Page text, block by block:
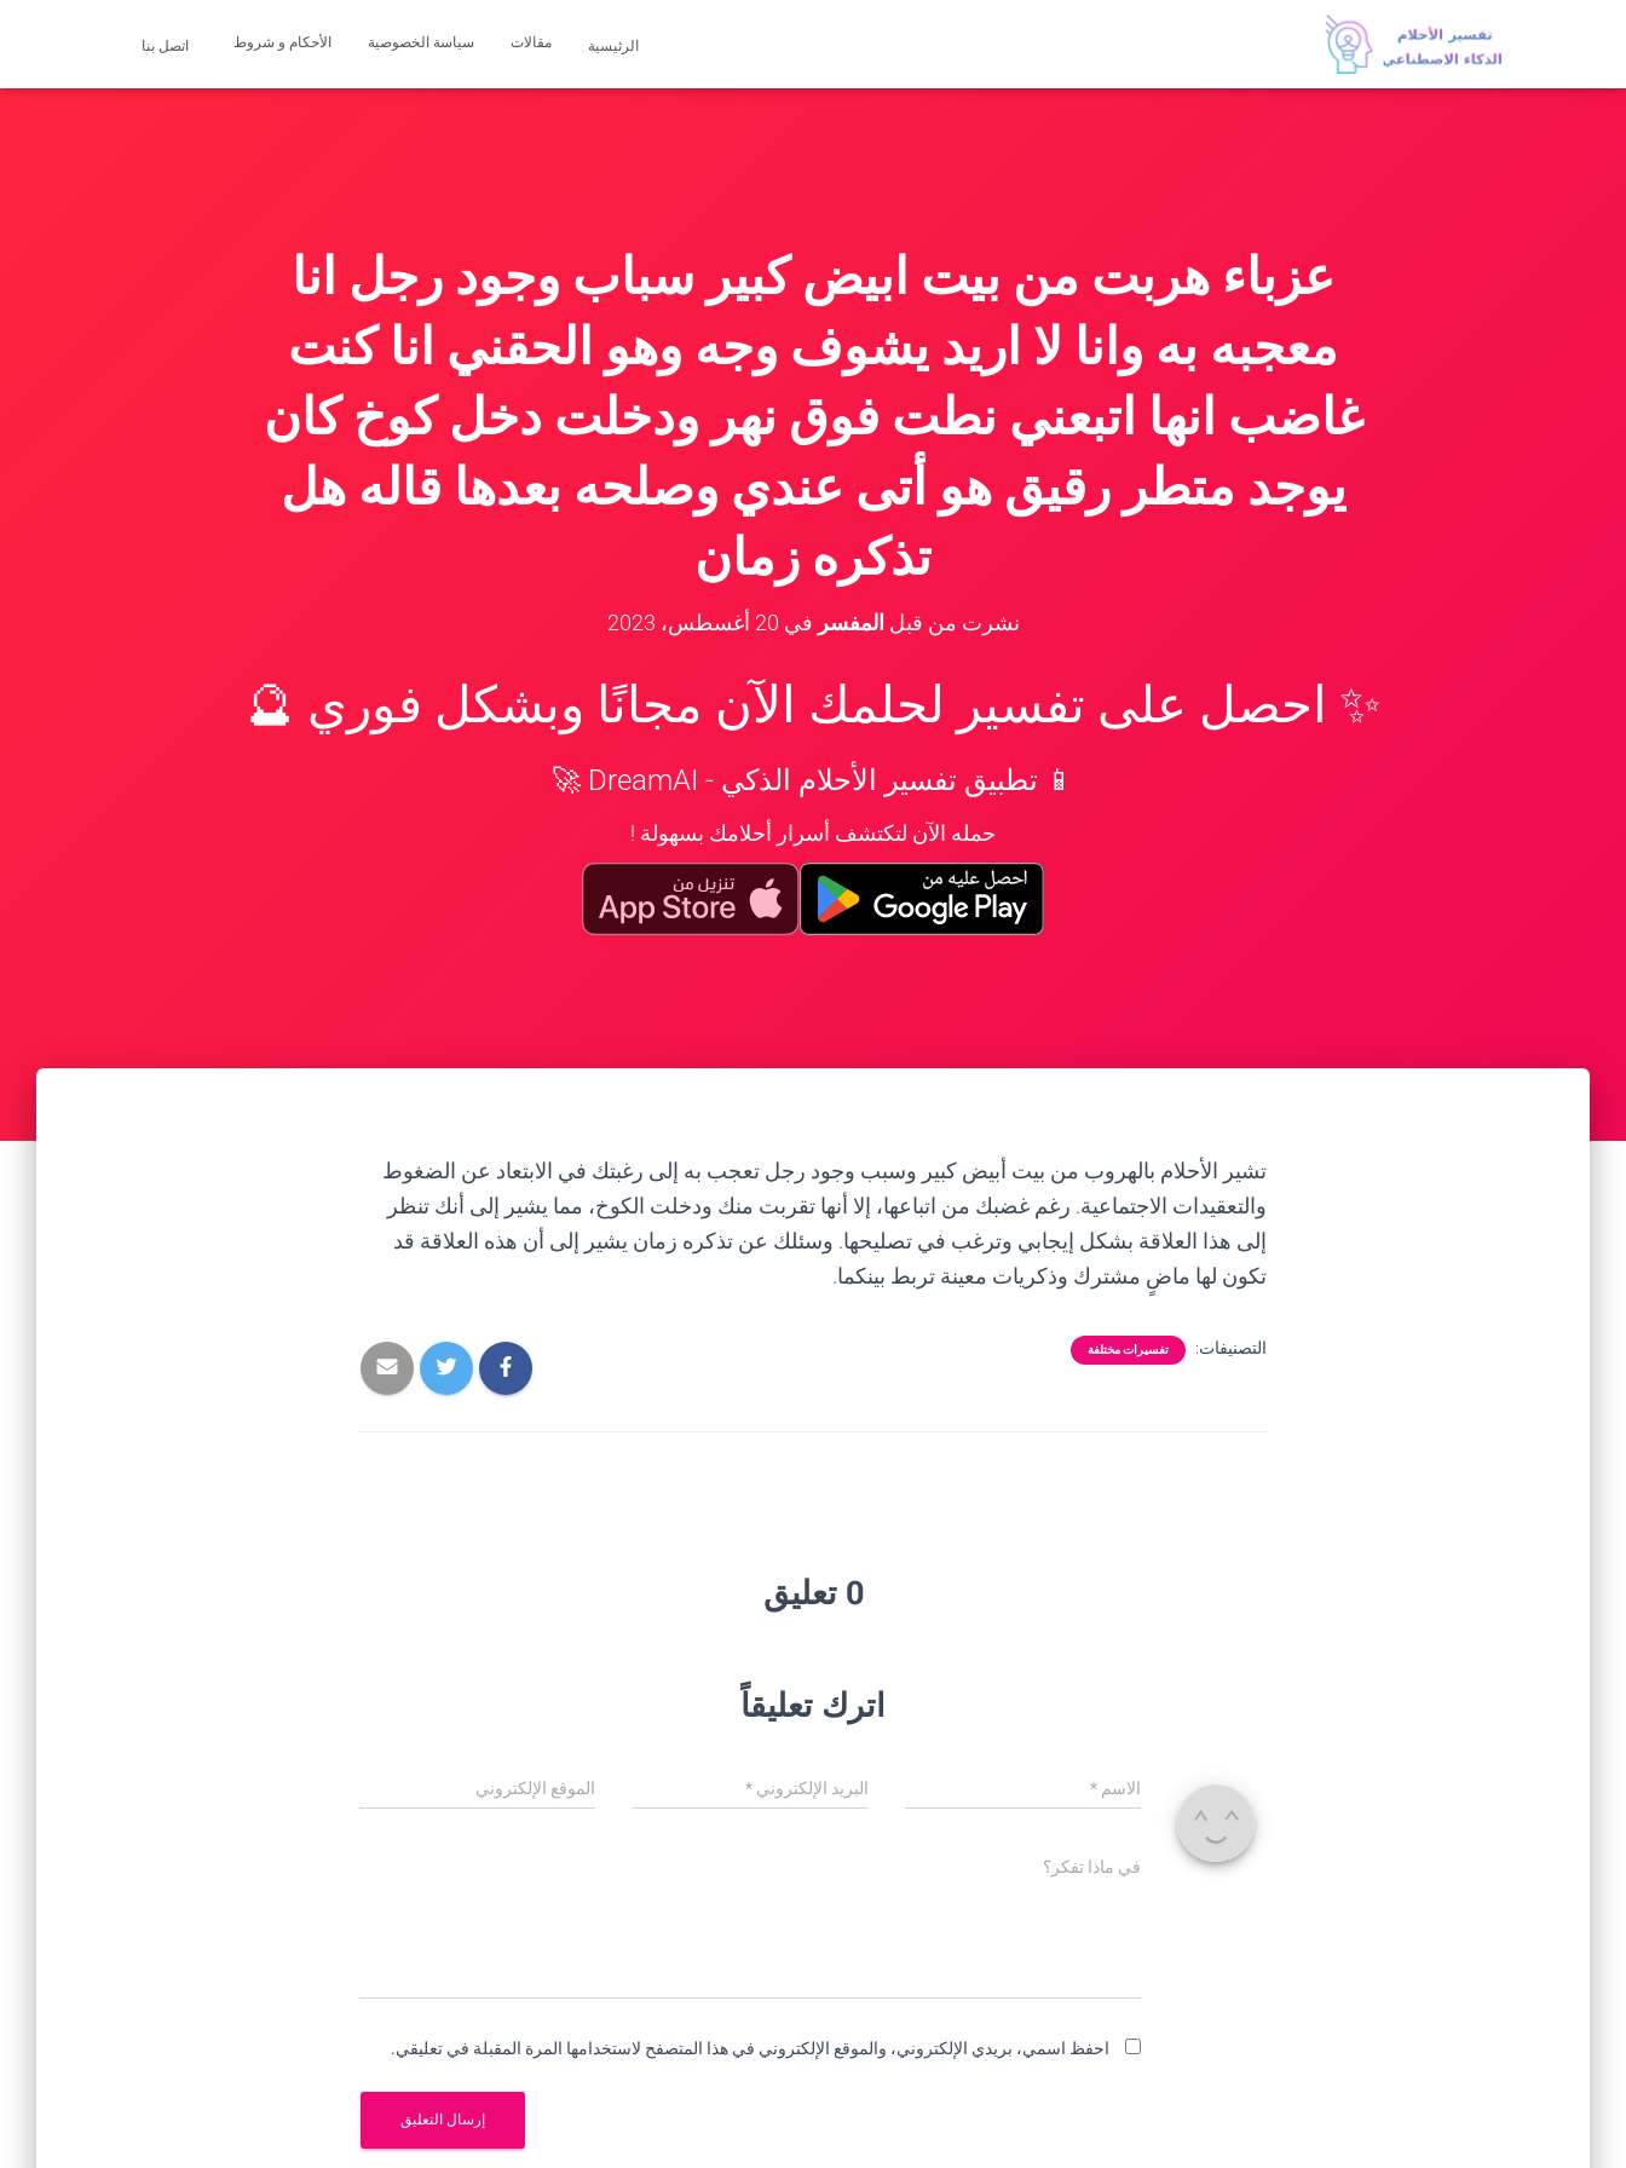
الرئيسية مقالات سياسة الخصوصية الأحكام و شروط اتصل بنا
عزباء هربت من بيت ابيض كبير سباب وجود رجل انا
معجبه به وانا لا اريد يشوف وجه وهو الحقني انا كنت
غاضب انها اتبعني نطت فوق نهر ودخلت دخل كوخ كان
يوجد متطر رقيق هو أتى عندي وصلحه بعدها قاله هل
تذكره زمان
نشرت من قبل المفسر في 20 أغسطس، 2023
✨ احصل على تفسير لحلمك الآن مجانًا وبشكل فوري 🔮
📱 تطبيق تفسير الأحلام الذكي - DreamAI 🚀
حمله الآن لتكتشف أسرار أحلامك بسهولة !
تشير الأحلام بالهروب من بيت أبيض كبير وسبب وجود رجل تعجب به إلى رغبتك في الابتعاد عن الضغوط
والتعقيدات الاجتماعية. رغم غضبك من اتباعها، إلا أنها تقربت منك ودخلت الكوخ، مما يشير إلى أنك تنظر
إلى هذا العلاقة بشكل إيجابي وترغب في تصليحها. وسئلك عن تذكره زمان يشير إلى أن هذه العلاقة قد
تكون لها ماضٍ مشترك وذكريات معينة تربط بينكما.
التصنيفات: تفسيرات مختلفة
0 تعليق
اترك تعليقاً
الاسم * البريد الإلكتروني* الموقع الإلكتروني
في ماذا تفكر؟
احفظ اسمي، بريدي الإلكتروني، والموقع الإلكتروني في هذا المتصفح لاستخدامها المرة المقبلة في تعليقي.